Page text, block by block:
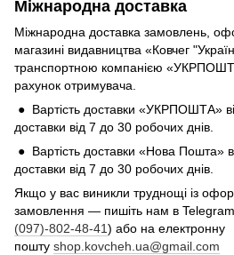
Міжнародна доставка
Міжнародна доставка замовлень,
магазині видавництва «Ковчег
транспортною компанією
рахунок отримувача.
● Вартість доставки «УКРПОШТА»
доставки від 7 до 30 робочих днів.
● Вартість доставки «Нова Пошта»
доставки від 7 до 30 робочих днів.
Якщо у вас виникли труднощі із
замовлення — пишіть нам в
(097)-802-48-41) або на електронну
пошту shop.kovcheh.ua@gmail.com